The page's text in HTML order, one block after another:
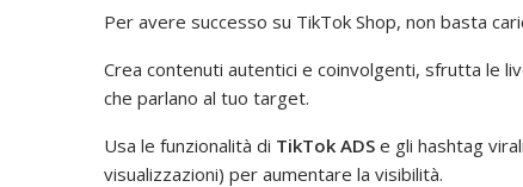
Per avere successo su TikTok Shop, non basta
Crea contenuti autentici e coinvolgenti, sfrutta le
che parlano al tuo target.
Usa le funzionalità di TikTok ADS e gli hashtag
visualizzazioni) per aumentare la visibilità.